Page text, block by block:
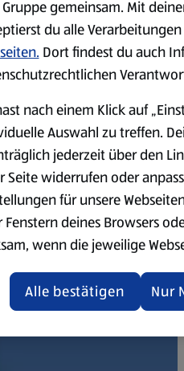
Markenprodukte
Käse
Gruppe gemeinsam. Mit
du alle
Dort findest du auch
nach einem Klick auf
Auswahl zu treffen.
jederzeit über den
Seite widerrufen oder
für unsere
Fenstern deines Browsers
wenn die jeweilige
oder geschlossen
zur
Nur
Alle bestätigen